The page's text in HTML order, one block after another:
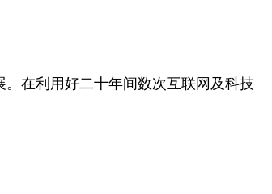
在利用好二十年间数次互联网及科技